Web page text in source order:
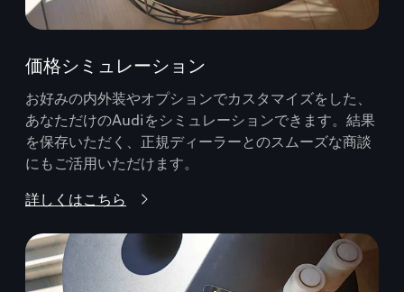
価格シミュレーション
お好みの内外装やオプションでカスタマイズをした、
あなただけのAudiをシミュレーションできます。結果
を保存いただく、正規ディーラーとのスムーズな商談
にもご活用いただけます。
詳しくはこちら